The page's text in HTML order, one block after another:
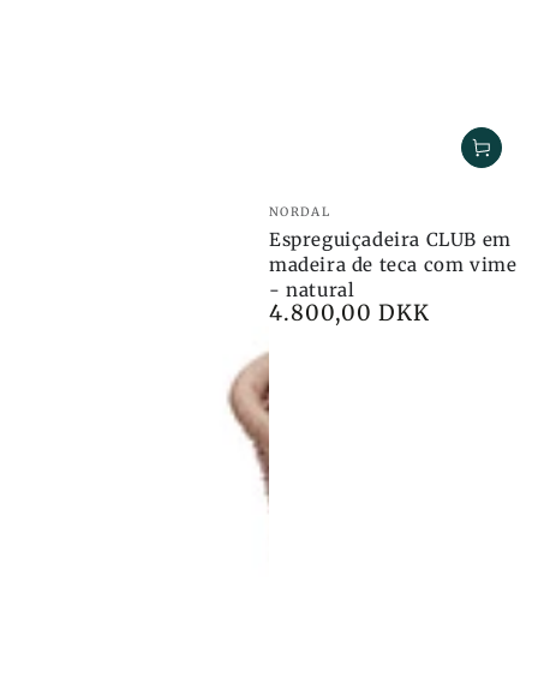
Marca:
NORDAL
Espreguiçadeira CLUB em
madeira de teca com vime
- natural
Preço
4.800,00 DKK